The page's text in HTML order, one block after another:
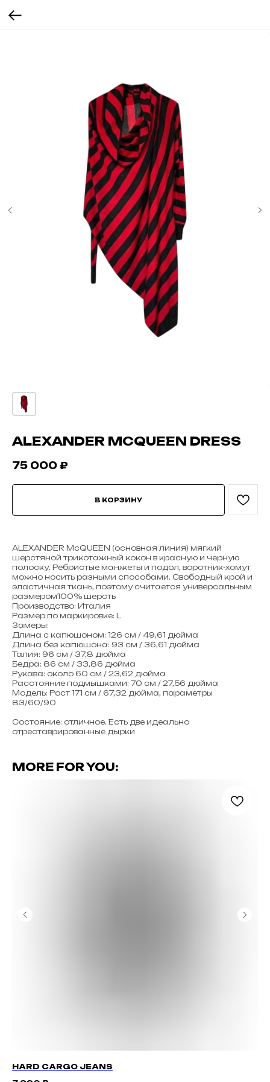
ALEXANDER MCQUEEN DRESS
75 000 ₽
В КОРЗИНУ
ALEXANDER McQUEEN (основная линия) мягкий
шерстяной трикотажный кокон в красную и черную
полоску. Ребристые манжеты и подол, воротник-хомут
можно носить разными способами. Свободный крой и
эластичная ткань, поэтому считается универсальным
размером100% шерсть
Производство: Италия
Размер по маркировке: L
Замеры:
Длина с капюшоном: 126 см / 49,61 дюйма
Длина без капюшона: 93 см / 36,61 дюйма
Талия: 96 см / 37,8 дюйма
Бедра: 86 см / 33,86 дюйма
Рукава: около 60 см / 23,62 дюйма
Расстояние подмышками: 70 см / 27,56 дюйма
Модель: Рост 171 см / 67,32 дюйма, параметры
83/60/90
Состояние: отличное. Есть две идеально
отреставрированные дырки
MORE FOR YOU:
HARD CARGO JEANS